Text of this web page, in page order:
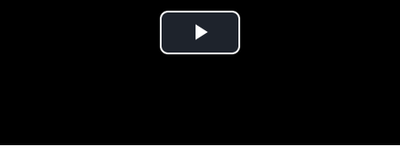
Play Video